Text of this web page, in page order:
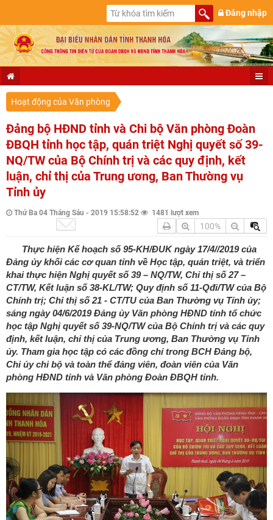
Đăng nhập
Hoạt động của Văn phòng
Đảng bộ HĐND tỉnh và Chi bộ Văn phòng Đoàn
ĐBQH tỉnh học tập, quán triệt Nghị quyết số 39-
NQ/TW của Bộ Chính trị và các quy định, kết
luận, chỉ thị của Trung ương, Ban Thường vụ
Tỉnh ủy
Thứ Ba 04 Tháng Sáu - 2019 15:58:52 1481 lượt xem
100%
Thực hiện Kế hoạch số 95-KH/ĐUK ngày 17/4//2019 của
Đảng ủy khối các cơ quan tỉnh về Học tập, quán triệt, và triển
khai thực hiện Nghị quyết số 39 – NQ/TW, Chỉ thị số 27 –
CT/TW, Kết luận số 38-KL/TW; Quy định số 11-Qđi/TW của Bộ
Chính trị; Chỉ thị số 21 - CT/TU của Ban Thường vụ Tỉnh ủy;
sáng ngày 04/6/2019 Đảng ủy Văn phòng HĐND tỉnh tổ chức
học tập Nghị quyết số 39-NQ/TW của Bộ Chính trị và các quy
định, kết luận, chỉ thị của Trung ương, Ban Thường vụ Tỉnh
ủy. Tham gia học tập có các đồng chí trong BCH Đảng bộ,
Chi ủy chi bộ và toàn thể đảng viên, đoàn viên của Văn
phòng HĐND tỉnh và Văn phòng Đoàn ĐBQH tỉnh.